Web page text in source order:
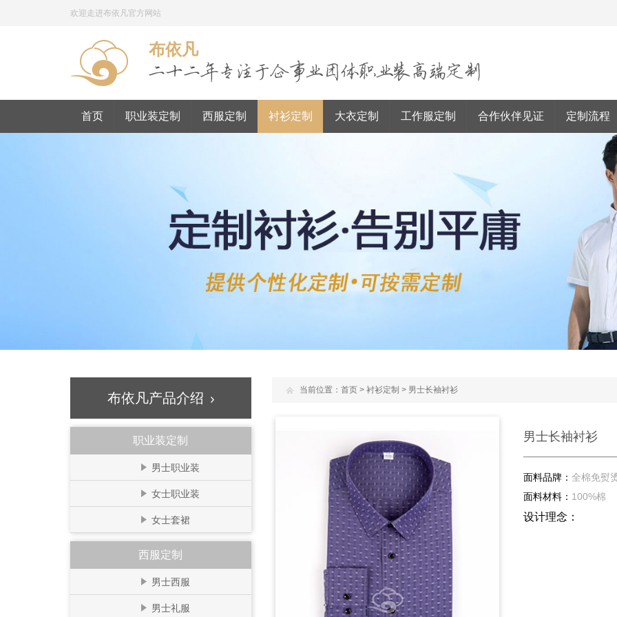
欢迎走进布依凡官方网站
布依凡
首页 职业装定制 西服定制 衬衫定制 大衣定制 工作服定制 合作伙伴见证 定制流程
布依凡产品介绍
职业装定制
男士职业装
女士职业装
女士套裙
西服定制
男士西服
男士礼服
当前位置： 首页> 衬衫定制 > 男士长袖衬衫
男士长袖衬衫
面料品牌：全棉免熨
面料材料： 100%棉
设计理念：